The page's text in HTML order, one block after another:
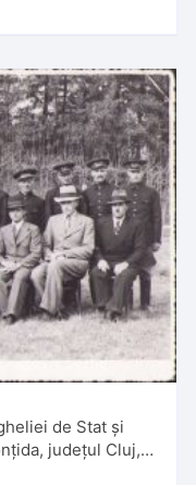
de Stat și
județul Cluj,